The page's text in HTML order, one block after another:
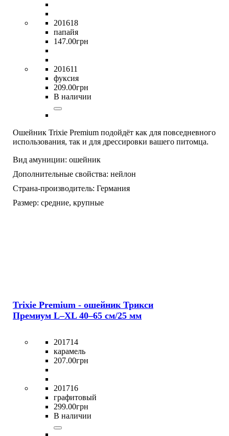
201618
папайя
147.00грн
201611
фуксия
209.00грн
В наличии
Ошейник Trixie Premium подойдёт как для повседневного
использования, так и для дрессировки вашего питомца.
Вид амуниции: ошейник
Дополнительные свойства: нейлон
Страна-производитель: Германия
Размер: средние, крупные
Trixie Premium - ошейник Трикси
Премиум L–XL 40–65 см/25 мм
201714
карамель
207.00грн
201716
графитовый
299.00грн
В наличии